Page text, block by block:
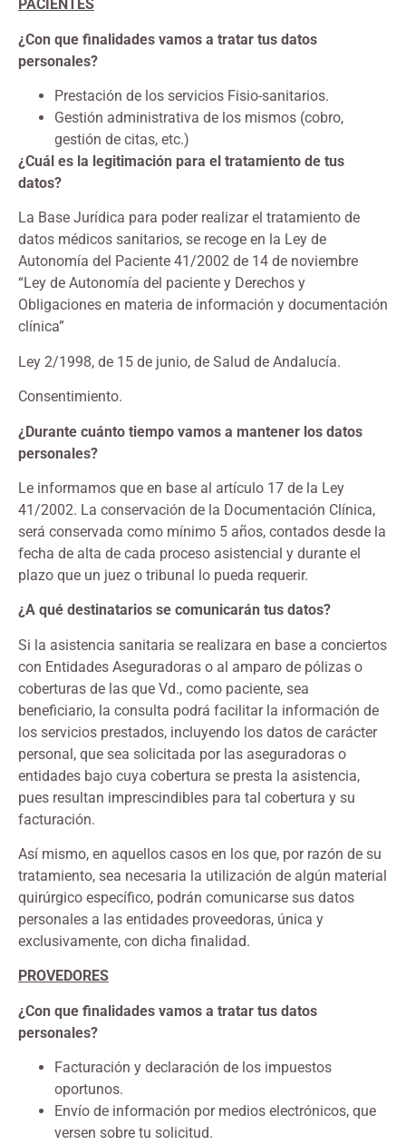
PACIENTES
¿Con que finalidades vamos a tratar tus datos
personales?
Prestación de los servicios Fisio-sanitarios.
Gestión administrativa de los mismos (cobro,
gestión de citas, etc.)
¿Cuál es la legitimación para el tratamiento de tus
datos?
La Base Jurídica para poder realizar el tratamiento de
datos médicos sanitarios, se recoge en la Ley de
Autonomía del Paciente 41/2002 de 14 de noviembre
“Ley de Autonomía del paciente y Derechos y
Obligaciones en materia de información y documentación
clínica”
Ley 2/1998, de 15 de junio, de Salud de Andalucía.
Consentimiento.
¿Durante cuánto tiempo vamos a mantener los datos
personales?
Le informamos que en base al artículo 17 de la Ley
41/2002. La conservación de la Documentación Clínica,
será conservada como mínimo 5 años, contados desde la
fecha de alta de cada proceso asistencial y durante el
plazo que un juez o tribunal lo pueda requerir.
¿A qué destinatarios se comunicarán tus datos?
Si la asistencia sanitaria se realizara en base a conciertos
con Entidades Aseguradoras o al amparo de pólizas o
coberturas de las que Vd., como paciente, sea
beneficiario, la consulta podrá facilitar la información de
los servicios prestados, incluyendo los datos de carácter
personal, que sea solicitada por las aseguradoras o
entidades bajo cuya cobertura se presta la asistencia,
pues resultan imprescindibles para tal cobertura y su
facturación.
Así mismo, en aquellos casos en los que, por razón de su
tratamiento, sea necesaria la utilización de algún material
quirúrgico específico, podrán comunicarse sus datos
personales a las entidades proveedoras, única y
exclusivamente, con dicha finalidad.
PROVEDORES
¿Con que finalidades vamos a tratar tus datos
personales?
Facturación y declaración de los impuestos
oportunos.
Envío de información por medios electrónicos, que
versen sobre tu solicitud.